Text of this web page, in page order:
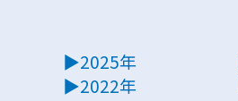
▶2025年
▶2022年